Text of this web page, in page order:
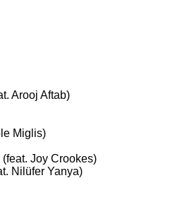
Arooj Aftab)
Miglis)
Joy Crookes)
Nilüfer Yanya)